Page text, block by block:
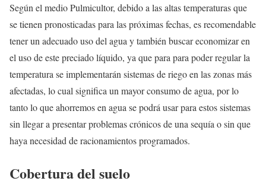
Según el medio Pulmicultor, debido a las altas temperaturas que
se tienen pronosticadas para las próximas fechas, es recomendable
tener un adecuado uso del agua y también buscar economizar en
el uso de este preciado líquido, ya que para para poder regular la
temperatura se implementarán sistemas de riego en las zonas más
afectadas, lo cual significa un mayor consumo de agua, por lo
tanto lo que ahorremos en agua se podrá usar para estos sistemas
sin llegar a presentar problemas crónicos de una sequía o sin que
haya necesidad de racionamientos programados.
Cobertura del suelo